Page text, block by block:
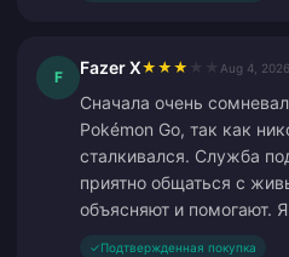
F Fazer X★ ★ ★ Aug 4, 2026
Сначала очень
Pokémon Go, так как
сталкивался. Служба
приятно общаться с
объясняют и помогают.
✓Подтвержденная покупка